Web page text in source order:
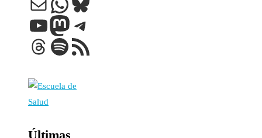
YouTube
Mastodon
Telegram
Threads
Spotify
Feed RSS
Últimas